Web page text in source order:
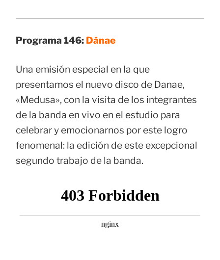
Programa 146: Dánae
Una emisión especial en la que
presentamos el nuevo disco de Danae,
«Medusa», con la visita de los integrantes
de la banda en vivo en el estudio para
celebrar y emocionarnos por este logro
fenomenal: la edición de este excepcional
segundo trabajo de la banda.